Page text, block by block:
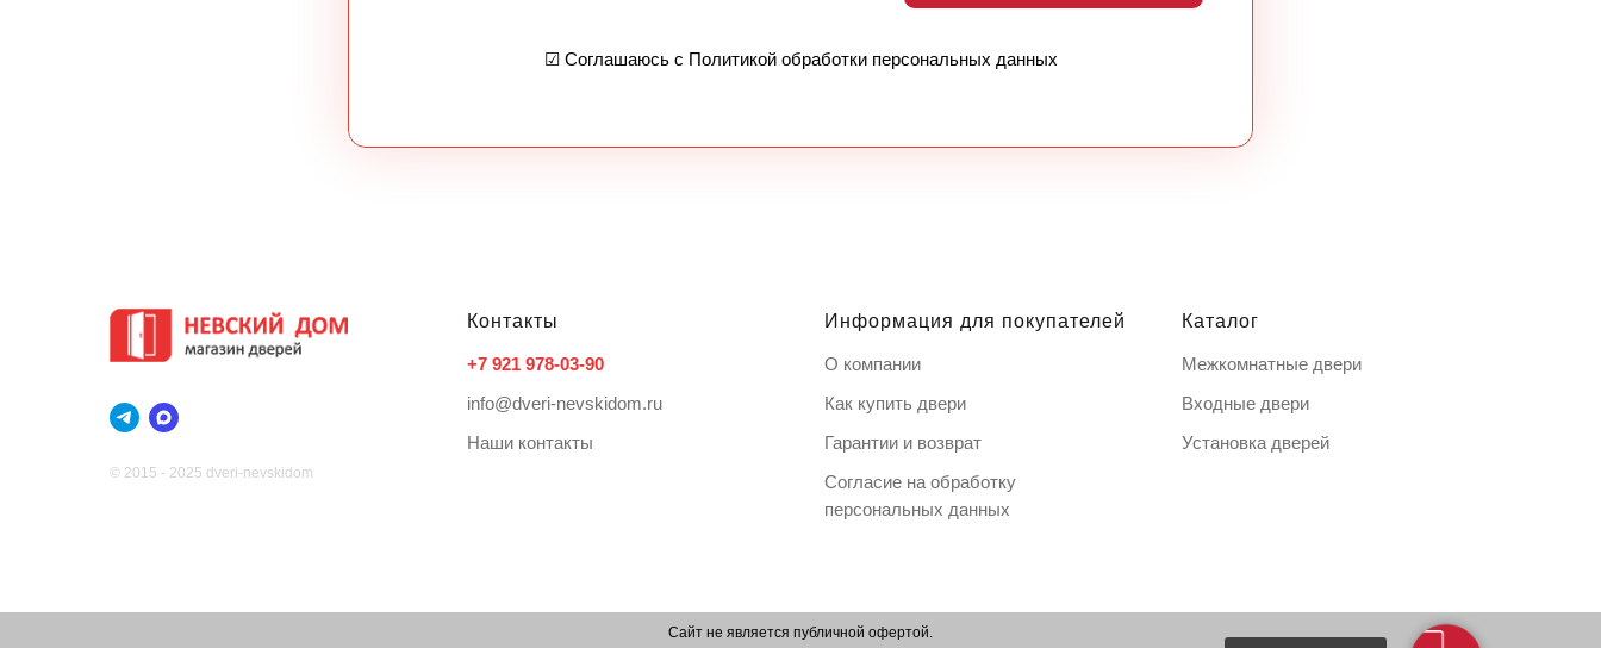
☑ Соглашаюсь с Политикой обработки персональных данных
© 2015 - 2025 dveri-nevskidom
Контакты
+7 921 978-03-90
info@dveri-nevskidom.ru
Наши контакты
Информация для покупателей
О компании
Как купить двери
Гарантии и возврат
Согласие на обработку
персональных данных
Каталог
Межкомнатные двери
Входные двери
Установка дверей
Сайт не является публичной офертой.